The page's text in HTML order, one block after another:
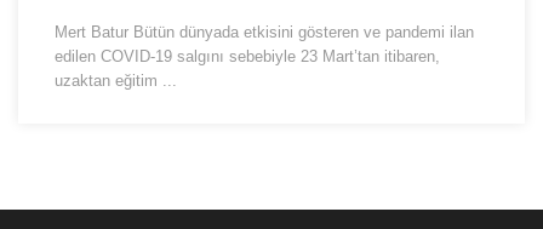
Mert Batur Bütün dünyada etkisini gösteren ve pandemi ilan
edilen COVID-19 salgını sebebiyle 23 Mart’tan itibaren,
uzaktan eğitim ...